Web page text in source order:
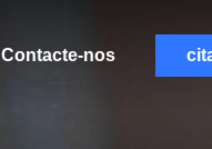
Contacte-nos